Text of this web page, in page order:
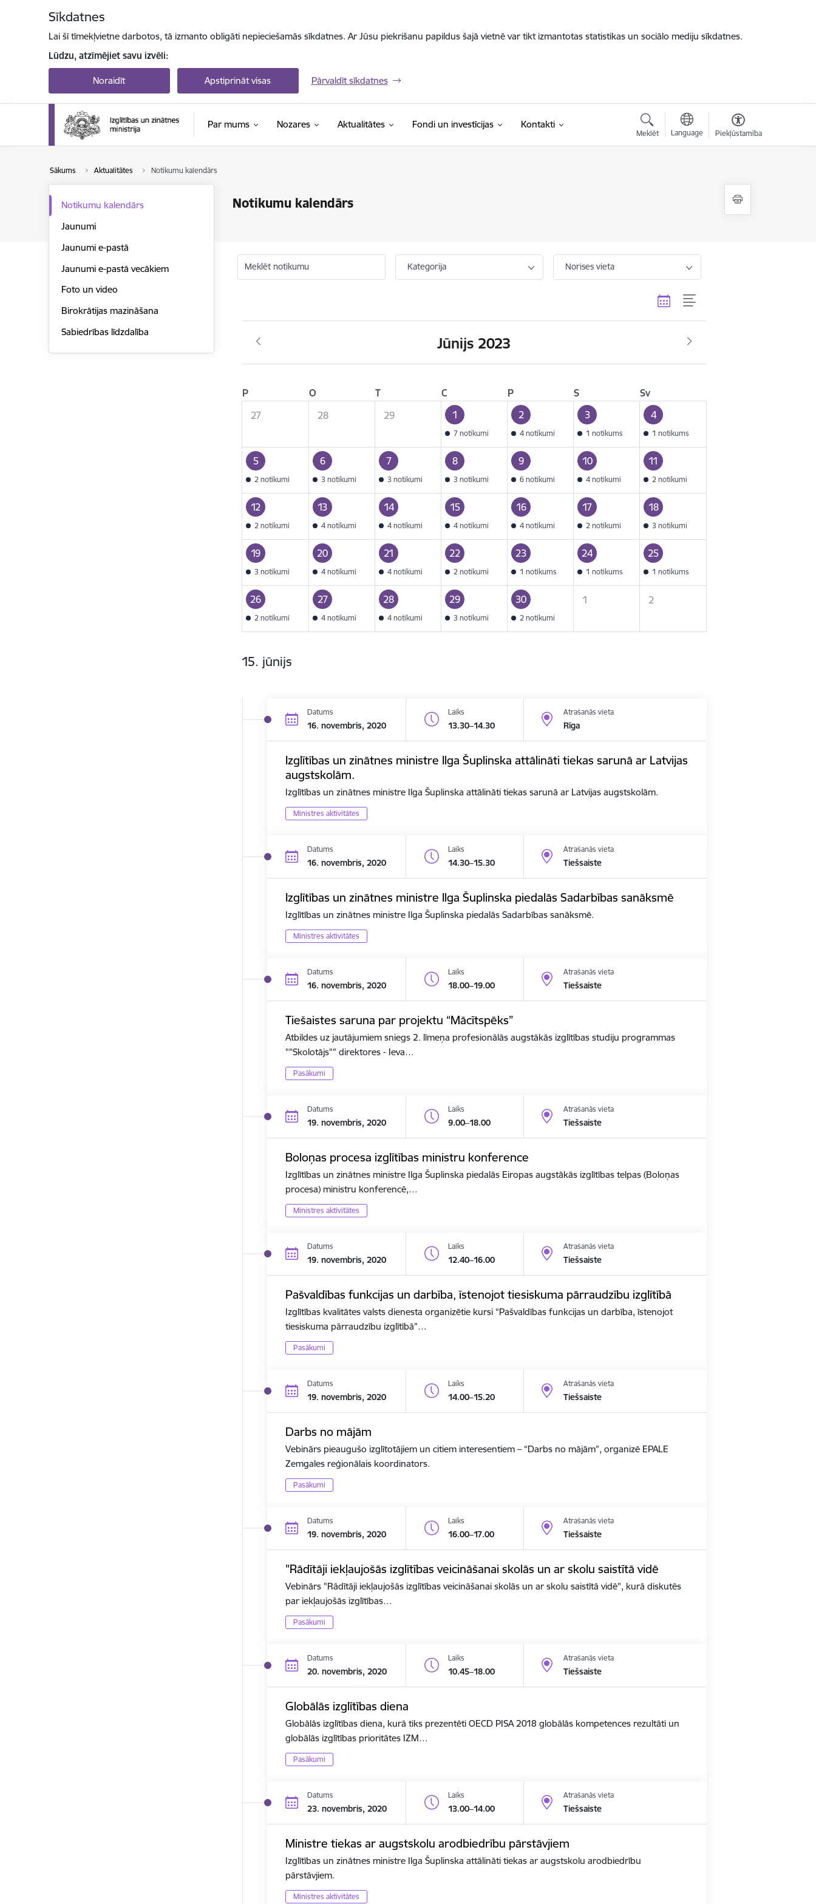
Sīkdatnes
Lai šī tīmekļvietne darbotos, tā izmanto obligāti nepieciešamās sīkdatnes. Ar Jūsu piekrišanu papildus šajā vietnē var tikt izmantotas statistikas un sociālo mediju sīkdatnes.
Lūdzu, atzīmējiet savu izvēli:
Noraidīt Apstiprināt visas Pārvaldīt sīkdatnes
Par mums Nozares Aktualitātes Fondi un investīcijas Kontakti
Meklēt Language Piekļūstamība
Sākums Aktualitātes Notikumu kalendārs
Notikumu kalendārs
Notikumu kalendārs
Jaunumi
Jaunumi e-pastā
Jaunumi e-pastā vecākiem
Foto un video
Birokrātijas mazināšana
Sabiedrības līdzdalība
Meklēt notikumu Kategorija Norises vieta
Jūnijs 2023
P O T C P S
Sv
27
28 29 1
7 notikumi
2
4 notikumi
3
1 notikums
4
1 notikums
5
2 notikumi
6
3 notikumi
7
3 notikumi
8
3 notikumi
9
6 notikumi
10
4 notikumi
11
2 notikumi
12
2 notikumi
13
4 notikumi
14
4 notikumi
15
4 notikumi
16
4 notikumi
17
2 notikumi
18
3 notikumi
19
3 notikumi
20
4 notikumi
21
4 notikumi
22
2 notikumi
23
1 notikums
24
1 notikums
25
1 notikums
26
2 notikumi
27
4 notikumi
28
4 notikumi
29
3 notikumi
30
2 notikumi
1 2
15. jūnijs
Datums
16. novembris, 2020
Laiks
13.30–14.30
Atrašanās vieta
Rīga
Izglītības un zinātnes ministre Ilga Šuplinska attālināti tiekas sarunā ar Latvijas
augstskolām.
Izglītības un zinātnes ministre Ilga Šuplinska attālināti tiekas sarunā ar Latvijas augstskolām.
Ministres aktivitātes
Datums
16. novembris, 2020
Laiks
14.30–15.30
Atrašanās vieta
Tiešsaiste
Izglītības un zinātnes ministre Ilga Šuplinska piedalās Sadarbības sanāksmē
Izglītības un zinātnes ministre Ilga Šuplinska piedalās Sadarbības sanāksmē.
Ministres aktivitātes
Datums
16. novembris, 2020
Laiks
18.00–19.00
Atrašanās vieta
Tiešsaiste
Tiešaistes saruna par projektu “Mācītspēks”
Atbildes uz jautājumiem sniegs 2. līmeņa profesionālās augstākās izglītības studiju programmas
""Skolotājs"" direktores - Ieva…
Pasākumi
Datums
19. novembris, 2020
Laiks
9.00–18.00
Atrašanās vieta
Tiešsaiste
Boloņas procesa izglītības ministru konference
Izglītības un zinātnes ministre Ilga Šuplinska piedalās Eiropas augstākās izglītības telpas (Boloņas
procesa) ministru konferencē,…
Ministres aktivitātes
Datums
19. novembris, 2020
Laiks
12.40–16.00
Atrašanās vieta
Tiešsaiste
Pašvaldības funkcijas un darbība, īstenojot tiesiskuma pārraudzību izglītībā
Izglītības kvalitātes valsts dienesta organizētie kursi “Pašvaldības funkcijas un darbība, īstenojot
tiesiskuma pārraudzību izglītībā”…
Pasākumi
Datums
19. novembris, 2020
Laiks
14.00–15.20
Atrašanās vieta
Tiešsaiste
Darbs no mājām
Vebinārs pieaugušo izglītotājiem un citiem interesentiem – “Darbs no mājām”, organizē EPALE
Zemgales reģionālais koordinators.
Pasākumi
Datums
19. novembris, 2020
Laiks
16.00–17.00
Atrašanās vieta
Tiešsaiste
"Rādītāji iekļaujošās izglītības veicināšanai skolās un ar skolu saistītā vidē
Vebinārs "Rādītāji iekļaujošās izglītības veicināšanai skolās un ar skolu saistītā vidē", kurā diskutēs
par iekļaujošās izglītības…
Pasākumi
Datums
20. novembris, 2020
Laiks
10.45–18.00
Atrašanās vieta
Tiešsaiste
Globālās izglītības diena
Globālās izglītības diena, kurā tiks prezentēti OECD PISA 2018 globālās kompetences rezultāti un
globālās izglītības prioritātes IZM…
Pasākumi
Datums
23. novembris, 2020
Laiks
13.00–14.00
Atrašanās vieta
Tiešsaiste
Ministre tiekas ar augstskolu arodbiedrību pārstāvjiem
Izglītības un zinātnes ministre Ilga Šuplinska attālināti tiekas ar augstskolu arodbiedrību
pārstāvjiem.
Ministres aktivitātes